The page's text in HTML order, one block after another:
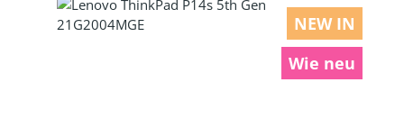
NEW IN
Wie neu